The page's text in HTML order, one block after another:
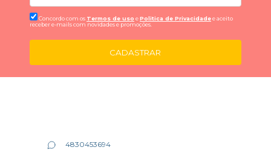
Concordo com os Termos de uso ePolitica de Privacidadee aceito
receber e-mails com novidades e promoções.
CADASTRAR
4830453694